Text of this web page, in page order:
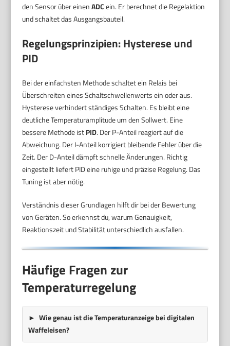
den Sensor über einenADCein. Er berechnet die Regelaktion
und schaltet das Ausgangsbauteil.
Regelungsprinzipien: Hysterese und
PID
Bei der einfachsten Methode schaltet ein Relais bei
Überschreiten eines Schaltschwellenwerts ein oder aus.
Hysterese verhindert ständiges Schalten. Es bleibt eine
deutliche Temperaturamplitude um den Sollwert. Eine
bessere Methode istPID. Der P-Anteil reagiert auf die
Abweichung. Der I-Anteil korrigiert bleibende Fehler über die
Zeit. Der D-Anteil dämpft schnelle Änderungen. Richtig
eingestellt liefert PID eine ruhige und präzise Regelung. Das
Tuning ist aber nötig.
Verständnis dieser Grundlagen hilft dir bei der Bewertung
von Geräten. So erkennst du, warum Genauigkeit,
Reaktionszeit und Stabilität unterschiedlich ausfallen.
Häufige Fragen zur
Temperaturregelung
Wie genau ist die Temperaturanzeige bei digitalen
Waffeleisen?